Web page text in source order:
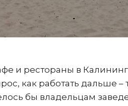
и рестораны в
как работать дальше –
бы владельцам